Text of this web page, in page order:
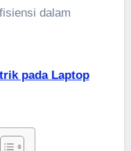
dalam
pada Laptop